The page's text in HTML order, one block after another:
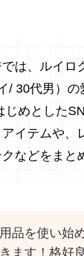
は、ルイロ
/ 30代男）の
じめとした
イテムや、
などをまと
品を使い始
ます！格好